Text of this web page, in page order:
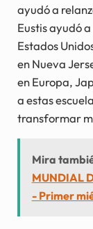
ayudó a
Eustis ayudó
Estados
en Nueva
en Europa,
a estas
transformar
Mira
MUNDIAL
- Primer